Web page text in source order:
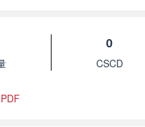
0
CSCD